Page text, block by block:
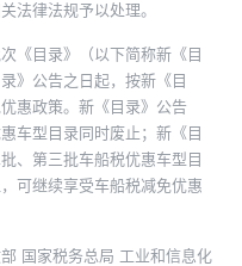
法律法规予以处理。
《目录》（以下简称新《目
》公告之日起，按新《目
惠政策。新《目录》公告
车型目录同时废止；新《目
、第三批车船税优惠车型目
可继续享受车船税减免优惠
国家税务总局 工业和信息化